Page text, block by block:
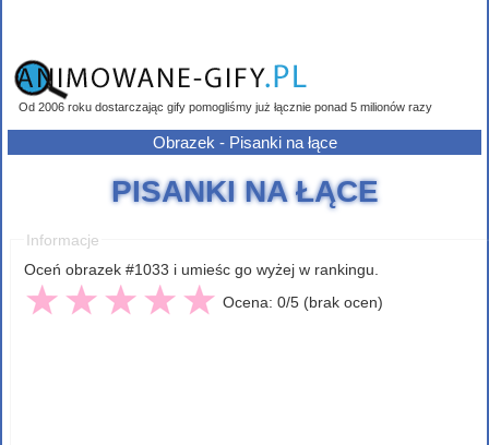
Od 2006 roku dostarczając gify pomogliśmy już łącznie ponad 5 milionów razy
Obrazek - Pisanki na łące
PISANKI NA ŁĄCE
Informacje
Oceń obrazek #1033 i umieśc go wyżej w rankingu.
Ocena: 0/5 (brak ocen)